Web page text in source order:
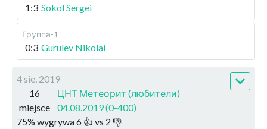
1:3 Sokol Sergei
Группа-1
0:3 Gurulev Nikolai
4 sie, 2019
16
miejsce
ЦНТ Метеорит (любители)
04.08.2019 (0-400)
75% wygrywa6 👍 vs 2 👎